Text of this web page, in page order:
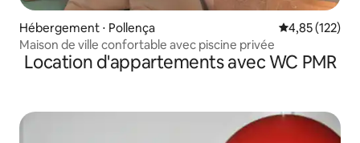
Hébergement ⋅ Pollença Évaluation
4,85 (122)
Maison de ville confortable avec piscine privée
Location d'appartements avec WC PMR